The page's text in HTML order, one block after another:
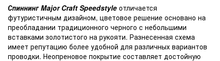
Спиннинг Major Craft Speedstyle отличается
футуристичным дизайном, цветовое решение основано на
преобладании традиционного черного с небольшими
вставками золотистого на рукояти. Разнесенная схема
имеет репутацию более удобной для различных вариантов
проводки. Неопреновое покрытие составляет достойную